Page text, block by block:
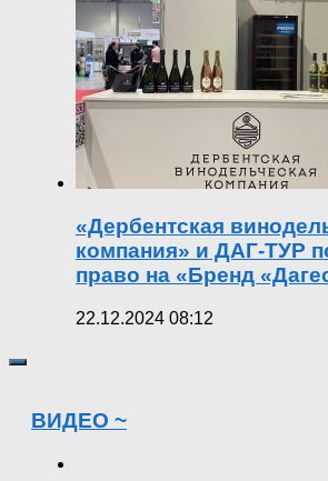
«Дербентская
компания» и ДАГ-ТУР
право на «Бренд
22.12.2024 08:12
ВИДЕО ~